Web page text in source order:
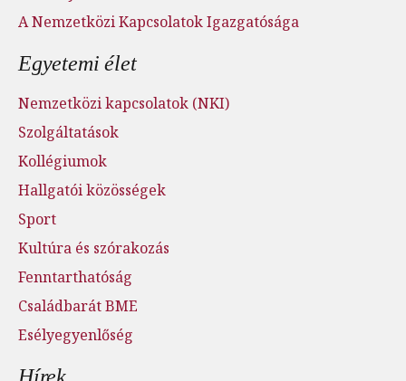
A Nemzetközi Kapcsolatok Igazgatósága
Egyetemi élet
Nemzetközi kapcsolatok (NKI)
Szolgáltatások
Kollégiumok
Hallgatói közösségek
Sport
Kultúra és szórakozás
Fenntarthatóság
Családbarát BME
Esélyegyenlőség